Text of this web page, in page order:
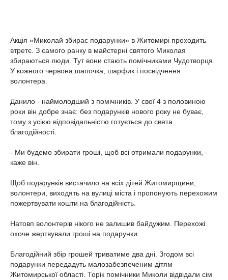
Акція «Миколай збирає подарунки» в Житомирі проходить
втретє. З самого ранку в майстерні святого Миколая
збираються люди. Тут вони стають помічниками Чудотворця.
У кожного червона шапочка, шарфик і посвідчення
волонтера.
Данило - наймолодший з помічників. У свої 4 з половиною
роки він добре знає: без подарунків нового року не буває,
тому з усією відповідальністю готується до свята
благодійності.
- Ми будемо збирати гроші, щоб всі отримали подарунки, -
каже він.
Щоб подарунків вистачило на всіх дітей Житомирщини,
волонтери, виходять на вулиці міста і пропонують перехожим
пожертвувати кошти на благодійність.
Натовп волонтерів нікого не залишив байдужим. Перехожі
охоче жертвували гроші на подарунки.
Благодійний збір грошей триватиме два дні. Згодом всі
подарунки передадуть малозабезпеченим дітям
Житомирської області. Торік помічники Миколи відвідали сім